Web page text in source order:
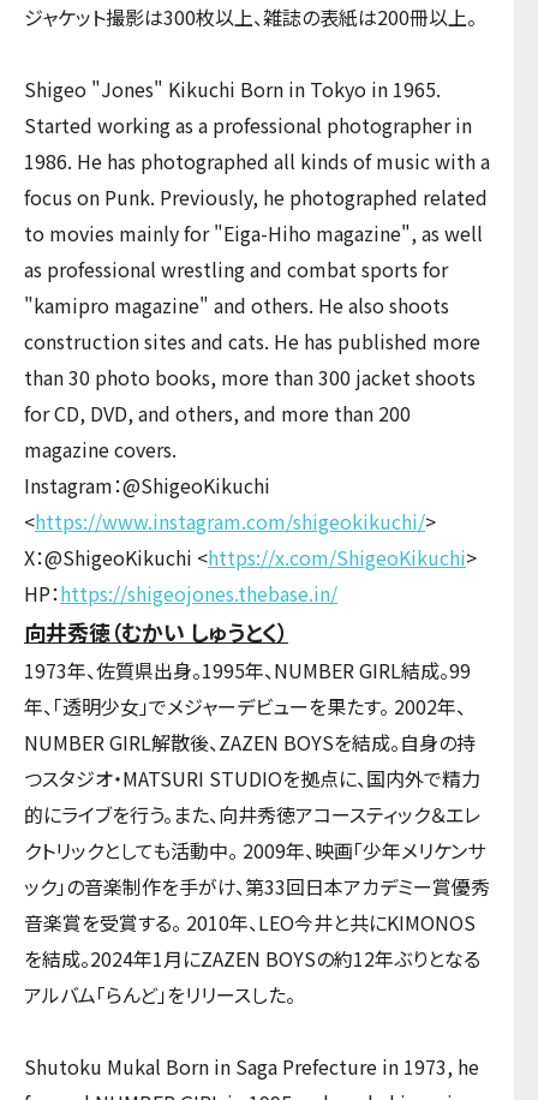
ジャケット撮影は300枚以上、雑誌の表紙は200冊以上。
Shigeo "Jones" Kikuchi Born in Tokyo in 1965.
Started working as a professional photographer in
1986. He has photographed all kinds of music with a
focus on Punk. Previously, he photographed related
to movies mainly for "Eiga-Hiho magazine", as well
as professional wrestling and combat sports for
"kamipro magazine" and others. He also shoots
construction sites and cats. He has published more
than 30 photo books, more than 300 jacket shoots
for CD, DVD, and others, and more than 200
magazine covers.
Instagram：@ShigeoKikuchi
<https://www.instagram.com/shigeokikuchi/>
X：@ShigeoKikuchi <https://x.com/ShigeoKikuchi>
HP：https://shigeojones.thebase.in/
向井秀徳（むかい しゅうとく）
1973年、佐質県出身。1995年、NUMBER GIRL結成。99
年、「透明少女」でメジャーデビューを果たす。 2002年、
NUMBER GIRL解散後、ZAZEN BOYSを結成。自身の持
つスタジオ・MATSURI STUDIOを拠点に、国内外で精力
的にライブを行う。また、向井秀徳アコースティック＆エレ
クトリックとしても活動中。 2009年、映画「少年メリケンサ
ック」の音楽制作を手がけ、第33回日本アカデミー賞優秀
音楽賞を受賞する。 2010年、LEO今井と共にKIMONOS
を結成。2024年1月にZAZEN BOYSの約12年ぶりとなる
アルバム「らんど」をリリースした。
Shutoku Mukal Born in Saga Prefecture in 1973, he